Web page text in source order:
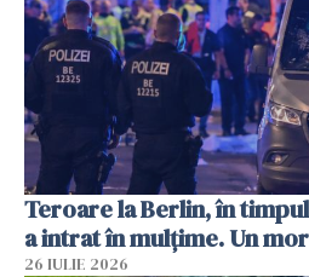
Teroare la Berlin, în
a intrat în mulțime. Un
26 IULIE 2026